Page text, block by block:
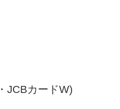
・JCBカードW)